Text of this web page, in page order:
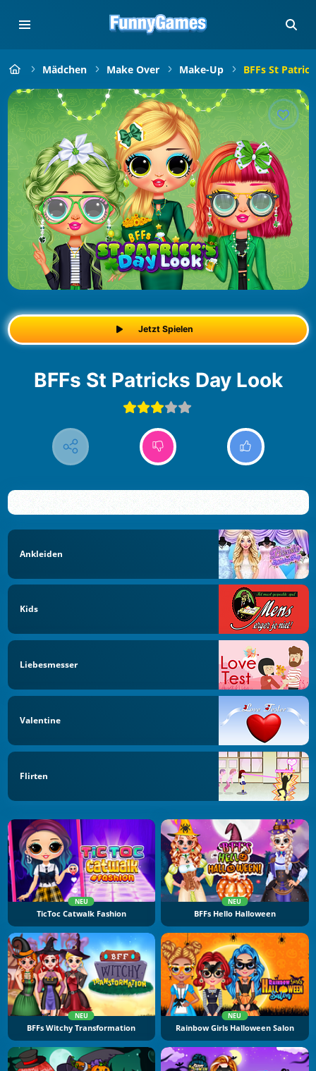
Mädchen Make Over Make-Up BFFs St
Jetzt Spielen
BFFs St Patricks Day Look
Ankleiden
Kids
Liebesmesser
Valentine
Flirten
NEU
TicToc Catwalk Fashion
NEU
BFFs Hello Halloween
NEU
BFFs Witchy Transformation
NEU
Rainbow Girls Halloween Salon